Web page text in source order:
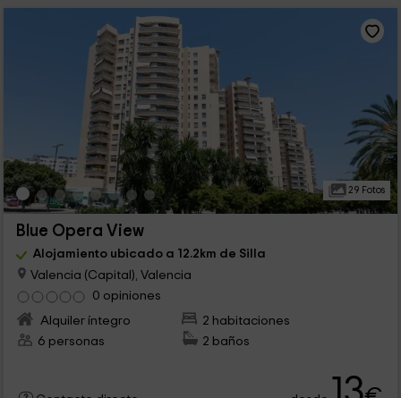
29 Fotos
Blue Opera View
Alojamiento ubicado a 12.2km de Silla
Valencia (Capital), Valencia
0 opiniones
Alquiler íntegro
2 habitaciones
6 personas
2 baños